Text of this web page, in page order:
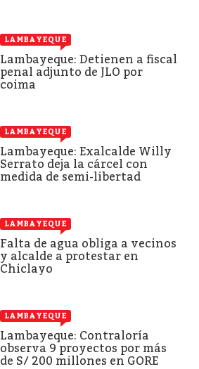
LAMBAYEQUE
Lambayeque: Detienen a fiscal
penal adjunto de JLO por
coima
LAMBAYEQUE
Lambayeque: Exalcalde Willy
Serrato deja la cárcel con
medida de semi-libertad
LAMBAYEQUE
Falta de agua obliga a vecinos
y alcalde a protestar en
Chiclayo
LAMBAYEQUE
Lambayeque: Contraloría
observa 9 proyectos por más
de S/ 200 millones en GORE